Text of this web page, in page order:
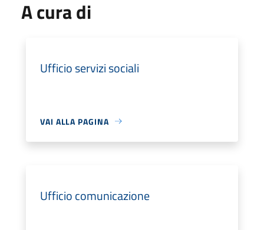
A cura di
Ufficio servizi sociali
VAI ALLA PAGINA
Ufficio comunicazione